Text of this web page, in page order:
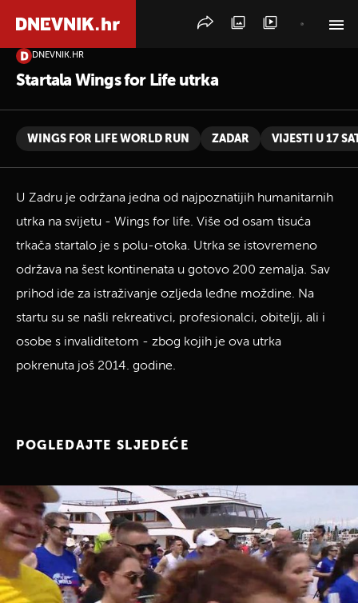
DNEVNIK.HR
Startala Wings for Life utrka
WINGS FOR LIFE WORLD RUN ZADAR VIJESTI U 17
U Zadru je održana jedna od najpoznatijih humanitarnih
utrka na svijetu - Wings for life. Više od osam tisuća
trkača startalo je s polu-otoka. Utrka se istovremeno
održava na šest kontinenata u gotovo 200 zemalja. Sav
prihod ide za istraživanje ozljeda leđne moždine. Na
startu su se našli rekreativci, profesionalci, obitelji, ali i
osobe s invaliditetom - zbog kojih je ova utrka
pokrenuta još 2014. godine.
POGLEDAJTE SLJEDEĆE
PRETRAŽITE VIJESTI